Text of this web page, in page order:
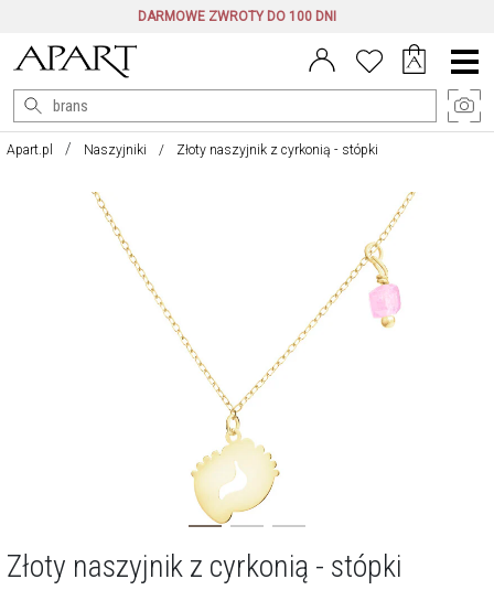
DARMOWE ZWROTY DO 100 DNI
Menu
główne
Apart.pl Naszyjniki Złoty naszyjnik z cyrkonią - stópki
Złoty naszyjnik z cyrkonią - stópki